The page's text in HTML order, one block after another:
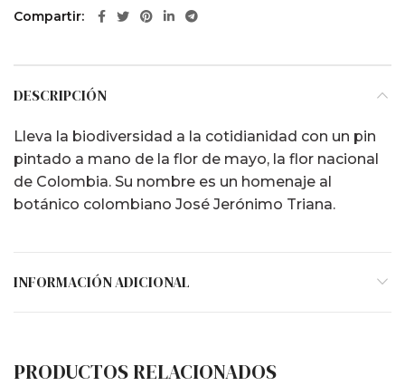
Compartir
DESCRIPCIÓN
Lleva la biodiversidad a la cotidianidad con un pin
pintado a mano de la flor de mayo, la flor nacional
de Colombia. Su nombre es un homenaje al
botánico colombiano José Jerónimo Triana.
INFORMACIÓN ADICIONAL
PRODUCTOS RELACIONADOS